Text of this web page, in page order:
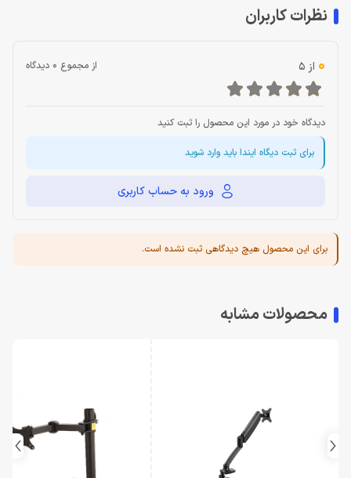
نظرات کاربران
0 از 5 از مجموع 0 دیدگاه
دیدگاه خود در مورد این محصول را ثبت کنید
برای ثبت دیگاه ایندا باید وارد شوید
ورود به حساب کاربری
برای این محصول هیچ دیدگاهی ثبت نشده است.
محصولات مشابه